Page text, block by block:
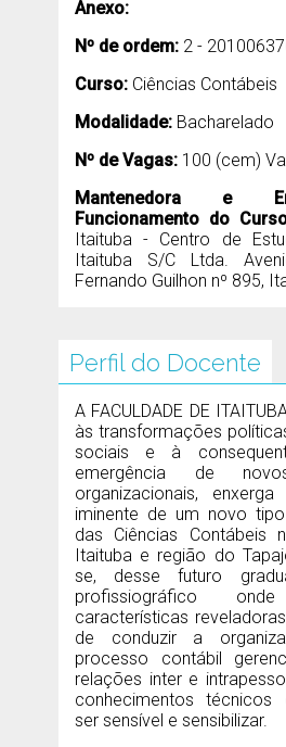
Anexo:
Nº de ordem: 2 -
Curso: Ciências Contábeis
Modalidade: Bacharelado
Nº de Vagas: 100 (cem)
Mantenedora e
Funcionamento do
Itaituba - Centro de
Itaituba S/C Ltda.
Fernando Guilhon nº 895,
Perfil do Docente
A FACULDADE DE
às transformações
sociais e à
emergência de
organizacionais,
iminente de um novo
das Ciências Contábeis
Itaituba e região do
se, desse futuro
profissiográfico
características
de conduzir a
processo contábil
relações inter e
conhecimentos técnicos
ser sensível e sensibilizar.